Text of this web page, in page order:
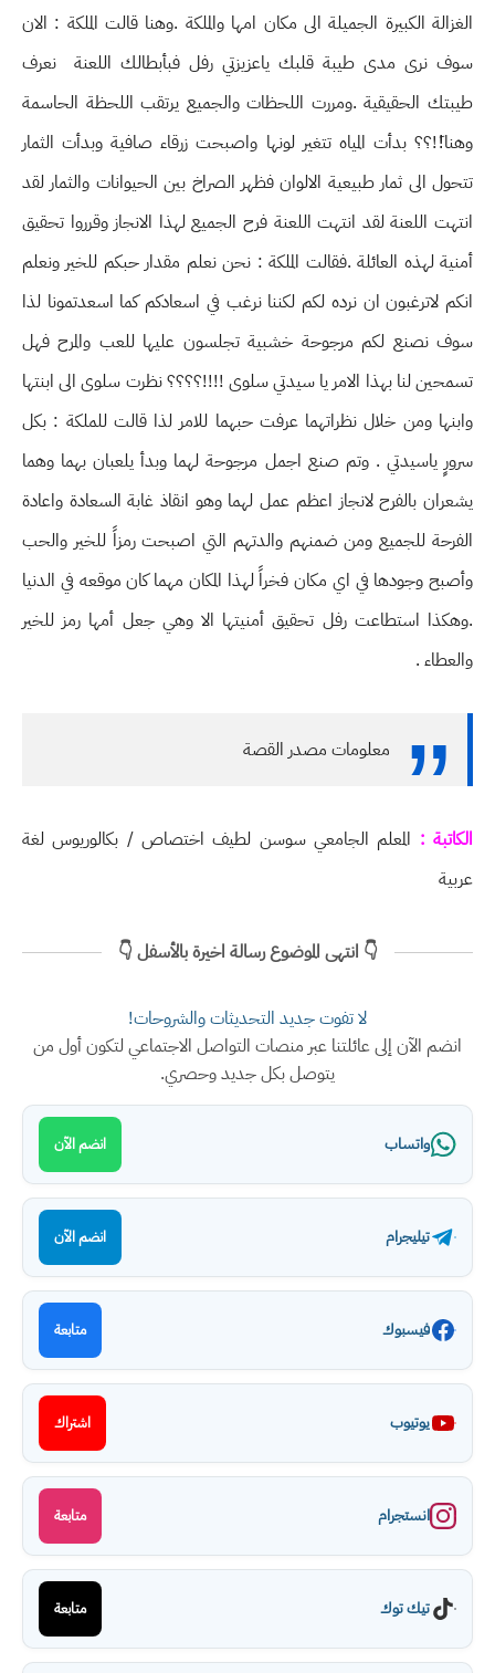
الغزالة الكبيرة الجميلة الى مكان امها والملكة .وهنا قالت الملكة : الان
سوف نرى مدى طيبة قلبك ياعزيزتي رفل فبأبطالك اللعنة نعرف
طيبتك الحقيقية .ومررت اللحظات والجميع يرتقب اللحظة الحاسمة
وهنا!َ!؟؟ بدأت المياه تتغير لونها واصبحت زرقاء صافية وبدأت الثمار
تتحول الى ثمار طبيعية الالوان فظهر الصراخ بين الحيوانات والثمار لقد
انتهت اللعنة لقد انتهت اللعنة فرح الجميع لهذا الانجاز وقرروا تحقيق
أمنية لهذه العائلة .فقالت الملكة : نحن نعلم مقدار حبكم للخير ونعلم
انكم لاترغبون ان نرده لكم لكننا نرغب في اسعادكم كما اسعدتمونا لذا
سوف نصنع لكم مرجوحة خشبية تجلسون عليها للعب والمرح فهل
تسمحين لنا بهذا الامر يا سيدتي سلوى !!!!؟؟؟؟ نظرت سلوى الى ابنتها
وابنها ومن خلال نظراتهما عرفت حبهما للامر لذا قالت للملكة : بكل
سرورٍ ياسيدتي . وتم صنع اجمل مرجوحة لهما وبدأ يلعبان بهما وهما
يشعران بالفرح لانجاز اعظم عمل لهما وهو انقاذ غابة السعادة واعادة
الفرحة للجميع ومن ضمنهم والدتهم التي اصبحت رمزاً للخير والحب
وأصبح وجودها في اي مكان فخراً لهذا المكان مهما كان موقعه في الدنيا
.وهكذا استطاعت رفل تحقيق أمنيتها الا وهي جعل أمها رمز للخير
والعطاء .
معلومات مصدر القصة
الكاتبة : المعلم الجامعي سوسن لطيف اختصاص / بكالوريوس لغة
عربية
👇 انتهى الموضوع رسالة اخيرة بالأسفل 👇
لا تفوت جديد التحديثات والشروحات!
انضم الآن إلى عائلتنا عبر منصات التواصل الاجتماعي لتكون أول من
يتوصل بكل جديد وحصري.
واتساب انضم الآن
تيليجرام انضم الآن
فيسبوك متابعة
يوتيوب اشتراك
انستجرام متابعة
تيك توك متابعة